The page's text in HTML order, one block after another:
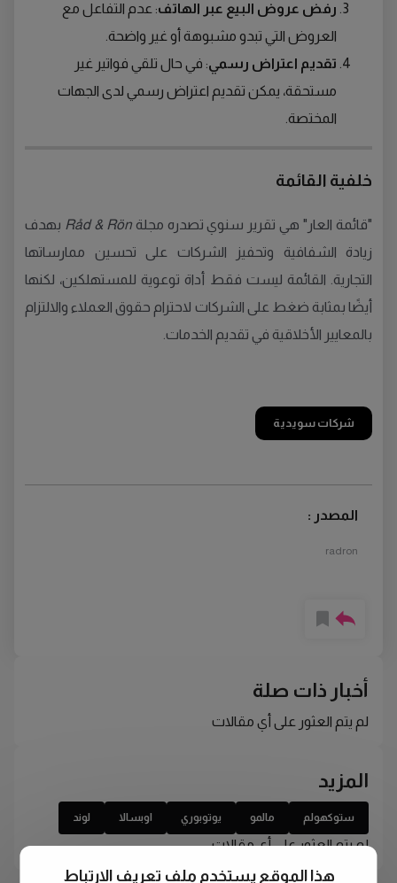
رفض عروض البيع عبر الهاتف: عدم التفاعل مع
العروض التي تبدو مشبوهة أو غير واضحة.
تقديم اعتراض رسمي: في حال تلقي فواتير غير
مستحقة، يمكن تقديم اعتراض رسمي لدى الجهات
المختصة.
خلفية القائمة
"قائمة العار" هي تقرير سنوي تصدره مجلةRåd & Rön بهدف
زيادة الشفافية وتحفيز الشركات على تحسين ممارساتها
التجارية. القائمة ليست فقط أداة توعوية للمستهلكين، لكنها
أيضًا بمثابة ضغط على الشركات لاحترام حقوق العملاء والالتزام
بالمعايير الأخلاقية في تقديم الخدمات.
شركات سويدية
المصدر :
radron
أخبار ذات صلة
لم يتم العثور على أي مقالات
المزيد
ستوكهولم مالمو يوتوبوري اوبسالا لوند
لم يتم العثور على أي مقالات
هذا الموقع يستخدم ملف تعريف الارتباط